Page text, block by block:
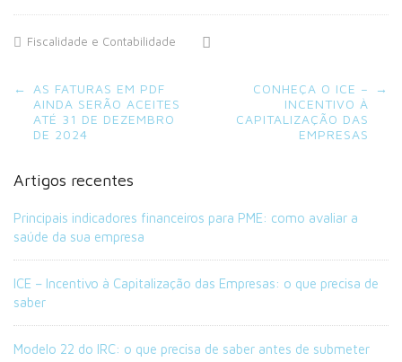
Fiscalidade e Contabilidade
Post
navigation
←
AS FATURAS EM PDF
AINDA SERÃO ACEITES
ATÉ 31 DE DEZEMBRO
DE 2024
CONHEÇA O ICE –
INCENTIVO À
CAPITALIZAÇÃO DAS
EMPRESAS
→
Artigos recentes
Principais indicadores financeiros para PME: como avaliar a
saúde da sua empresa
ICE – Incentivo à Capitalização das Empresas: o que precisa de
saber
Modelo 22 do IRC: o que precisa de saber antes de submeter